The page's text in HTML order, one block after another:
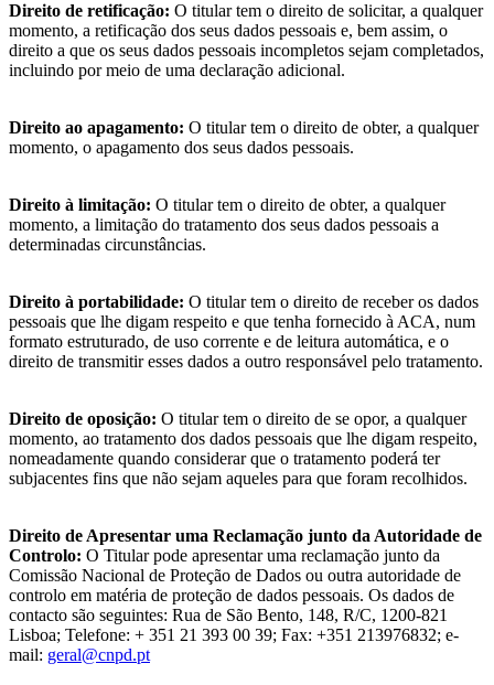
Direito de retificação: O titular tem o direito de solicitar, a qualquer
momento, a retificação dos seus dados pessoais e, bem assim, o
direito a que os seus dados pessoais incompletos sejam completados,
incluindo por meio de uma declaração adicional.
Direito ao apagamento: O titular tem o direito de obter, a qualquer
momento, o apagamento dos seus dados pessoais.
Direito à limitação: O titular tem o direito de obter, a qualquer
momento, a limitação do tratamento dos seus dados pessoais a
determinadas circunstâncias.
Direito à portabilidade: O titular tem o direito de receber os dados
pessoais que lhe digam respeito e que tenha fornecido à ACA, num
formato estruturado, de uso corrente e de leitura automática, e o
direito de transmitir esses dados a outro responsável pelo tratamento.
Direito de oposição: O titular tem o direito de se opor, a qualquer
momento, ao tratamento dos dados pessoais que lhe digam respeito,
nomeadamente quando considerar que o tratamento poderá ter
subjacentes fins que não sejam aqueles para que foram recolhidos.
Direito de Apresentar uma Reclamação junto da Autoridade de
Controlo: O Titular pode apresentar uma reclamação junto da
Comissão Nacional de Proteção de Dados ou outra autoridade de
controlo em matéria de proteção de dados pessoais. Os dados de
contacto são seguintes: Rua de São Bento, 148, R/C, 1200-821
Lisboa; Telefone: + 351 21 393 00 39; Fax: +351 213976832; e-
mail: geral@cnpd.pt